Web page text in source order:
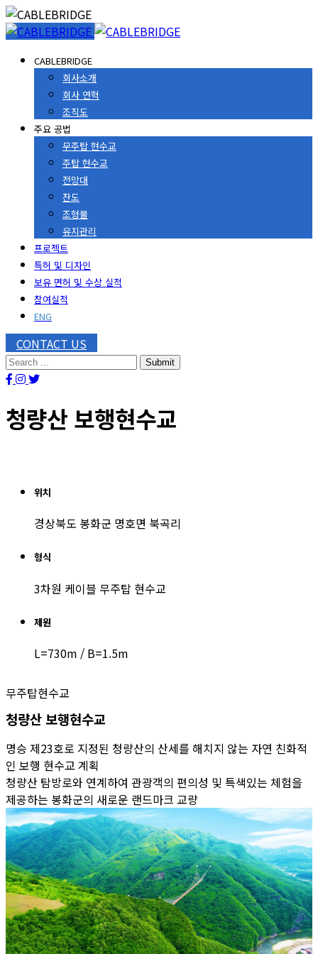
CABLEBRIDGE
회사소개
회사 연혁
조직도
주요 공법
무주탑 현수교
주탑 현수교
전망대
잔도
조형물
유지관리
프로젝트
특허 및 디자인
보유 면허 및 수상 실적
참여실적
ENG
CONTACT US
Submit
청량산 보행현수교
위치
경상북도 봉화군 명호면 북곡리
형식
3차원 케이블 무주탑 현수교
제원
L=730m / B=1.5m
무주탑현수교
청량산 보행현수교
명승 제23호로 지정된 청량산의 산세를 해치지 않는 자연 친화적
인 보행 현수교 계획
청량산 탐방로와 연계하여 관광객의 편의성 및 특색있는 체험을
제공하는 봉화군의 새로운 랜드마크 교량